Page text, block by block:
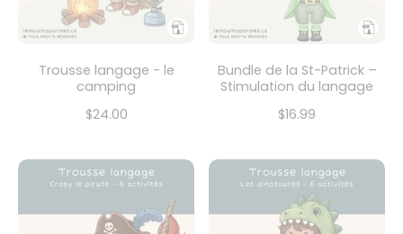
Trousse langage - le
camping
$24.00
Bundle de la St-Patrick –
Stimulation du langage
$16.99